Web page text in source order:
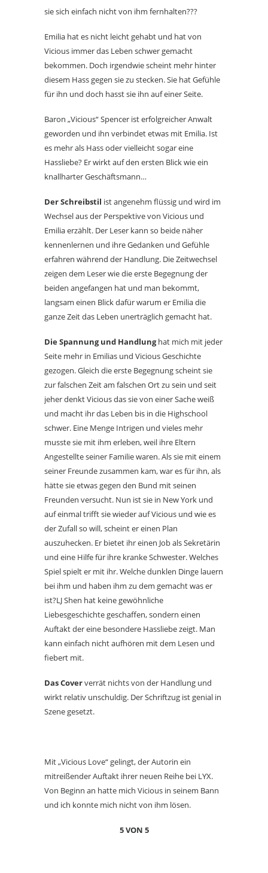
sie sich einfach nicht von ihm fernhalten???
Emilia hat es nicht leicht gehabt und hat von
Vicious immer das Leben schwer gemacht
bekommen. Doch irgendwie scheint mehr hinter
diesem Hass gegen sie zu stecken. Sie hat Gefühle
für ihn und doch hasst sie ihn auf einer Seite.
Baron „Vicious“ Spencer ist erfolgreicher Anwalt
geworden und ihn verbindet etwas mit Emilia. Ist
es mehr als Hass oder vielleicht sogar eine
Hassliebe? Er wirkt auf den ersten Blick wie ein
knallharter Geschäftsmann…
Der Schreibstil ist angenehm flüssig und wird im
Wechsel aus der Perspektive von Vicious und
Emilia erzählt. Der Leser kann so beide näher
kennenlernen und ihre Gedanken und Gefühle
erfahren während der Handlung. Die Zeitwechsel
zeigen dem Leser wie die erste Begegnung der
beiden angefangen hat und man bekommt,
langsam einen Blick dafür warum er Emilia die
ganze Zeit das Leben unerträglich gemacht hat.
Die Spannung und Handlunghat mich mit jeder
Seite mehr in Emilias und Vicious Geschichte
gezogen. Gleich die erste Begegnung scheint sie
zur falschen Zeit am falschen Ort zu sein und seit
jeher denkt Vicious das sie von einer Sache weiß
und macht ihr das Leben bis in die Highschool
schwer. Eine Menge Intrigen und vieles mehr
musste sie mit ihm erleben, weil ihre Eltern
Angestellte seiner Familie waren. Als sie mit einem
seiner Freunde zusammen kam, war es für ihn, als
hätte sie etwas gegen den Bund mit seinen
Freunden versucht. Nun ist sie in New York und
auf einmal trifft sie wieder auf Vicious und wie es
der Zufall so will, scheint er einen Plan
auszuhecken. Er bietet ihr einen Job als Sekretärin
und eine Hilfe für ihre kranke Schwester. Welches
Spiel spielt er mit ihr. Welche dunklen Dinge lauern
bei ihm und haben ihm zu dem gemacht was er
ist?LJ Shen hat keine gewöhnliche
Liebesgeschichte geschaffen, sondern einen
Auftakt der eine besondere Hassliebe zeigt. Man
kann einfach nicht aufhören mit dem Lesen und
fiebert mit.
Das Coververrät nichts von der Handlung und
wirkt relativ unschuldig. Der Schriftzug ist genial in
Szene gesetzt.
Mit „Vicious Love“ gelingt, der Autorin ein
mitreißender Auftakt ihrer neuen Reihe bei LYX.
Von Beginn an hatte mich Vicious in seinem Bann
und ich konnte mich nicht von ihm lösen.
5 VON 5